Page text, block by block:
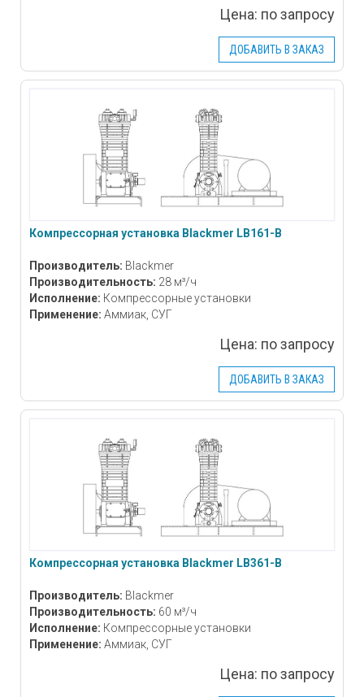
Цена: по запросу
ДОБАВИТЬ В ЗАКАЗ
Компрессорная установка Blackmer LB161-B
Производитель: Blackmer
Производительность: 28 м³/ч
Исполнение: Компрессорные установки
Применение: Аммиак, СУГ
Цена: по запросу
ДОБАВИТЬ В ЗАКАЗ
Компрессорная установка Blackmer LB361-В
Производитель: Blackmer
Производительность: 60 м³/ч
Исполнение: Компрессорные установки
Применение: Аммиак, СУГ
Цена: по запросу